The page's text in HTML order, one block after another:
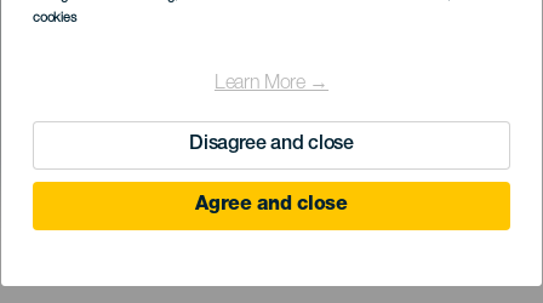
cookies
Learn More →
Disagree and close
Agree and close